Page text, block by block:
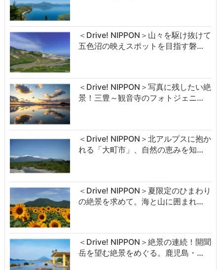
＜Drive! NIPPON＞山々を駆け抜けて
五色沼の映えスポットを目指す磐…
＜Drive! NIPPON＞写真に残したい絶
景！三豊～観音寺のフォトジェニ…
＜Drive! NIPPON＞北アルプスに抱か
れる「大町市」、自然の恵みを知…
＜Drive! NIPPON＞夏限定のひまわり
の絶景を求めて。海と山に囲まれ…
＜Drive! NIPPON＞絶景の連続！開聞
岳を望む絶景をめぐる。鹿児島・…